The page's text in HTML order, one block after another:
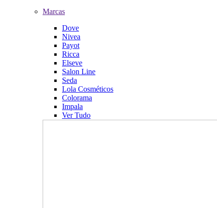
Marcas
Dove
Nivea
Payot
Ricca
Elseve
Salon Line
Seda
Lola Cosméticos
Colorama
Impala
Ver Tudo